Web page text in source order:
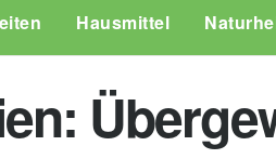
Hausmittel